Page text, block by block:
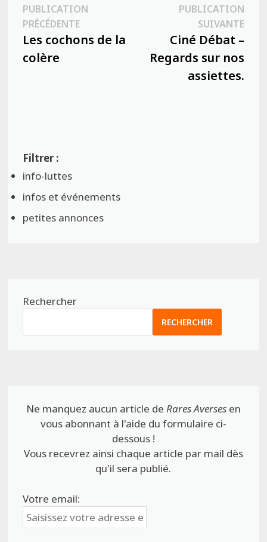
Navigation
de
l’article
PUBLICATION
PRÉCÉDENTEPublication
précédente :
Les cochons de la
colère
PUBLICATION
SUIVANTE
Ciné Débat –
Regards sur nos
assiettes.
info-luttes
infos et événements
petites annonces
Rechercher
RECHERCHER
Ne manquez aucun article de Rares Aversesen
vous abonnant à l'aide du formulaire ci-
dessous !
Vous recevrez ainsi chaque article par mail dès
qu'il sera publié.
Votre email: